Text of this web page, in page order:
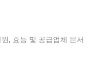
, 효능 및 공급업체 문서